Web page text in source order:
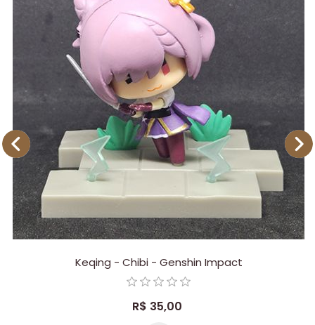
Keqing - Chibi - Genshin Impact
R$ 35,00